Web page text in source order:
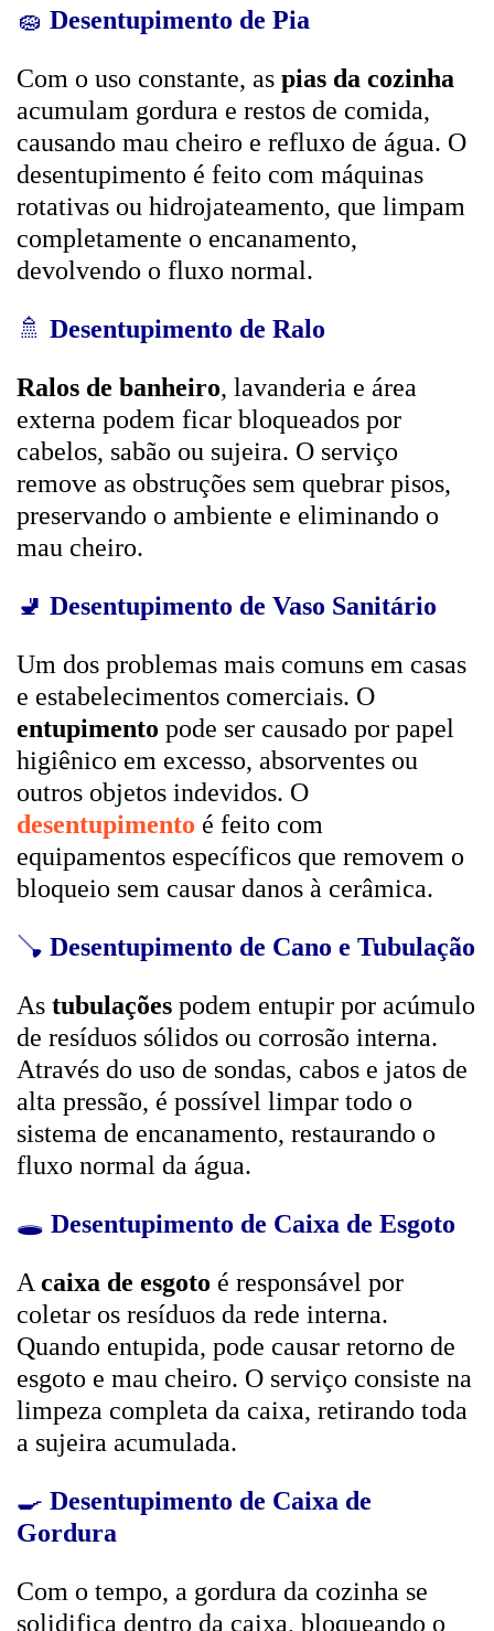
🧽 Desentupimento de Pia
Com o uso constante, as pias da cozinha
acumulam gordura e restos de comida,
causando mau cheiro e refluxo de água. O
desentupimento é feito com máquinas
rotativas ou hidrojateamento, que limpam
completamente o encanamento,
devolvendo o fluxo normal.
🚿 Desentupimento de Ralo
Ralos de banheiro, lavanderia e área
externa podem ficar bloqueados por
cabelos, sabão ou sujeira. O serviço
remove as obstruções sem quebrar pisos,
preservando o ambiente e eliminando o
mau cheiro.
🚽 Desentupimento de Vaso Sanitário
Um dos problemas mais comuns em casas
e estabelecimentos comerciais. O
entupimento pode ser causado por papel
higiênico em excesso, absorventes ou
outros objetos indevidos. O
desentupimento é feito com
equipamentos específicos que removem o
bloqueio sem causar danos à cerâmica.
🪠 Desentupimento de Cano e Tubulação
As tubulações podem entupir por acúmulo
de resíduos sólidos ou corrosão interna.
Através do uso de sondas, cabos e jatos de
alta pressão, é possível limpar todo o
sistema de encanamento, restaurando o
fluxo normal da água.
🕳️ Desentupimento de Caixa de Esgoto
A caixa de esgoto é responsável por
coletar os resíduos da rede interna.
Quando entupida, pode causar retorno de
esgoto e mau cheiro. O serviço consiste na
limpeza completa da caixa, retirando toda
a sujeira acumulada.
🍳 Desentupimento de Caixa de
Gordura
Com o tempo, a gordura da cozinha se
solidifica dentro da caixa, bloqueando o